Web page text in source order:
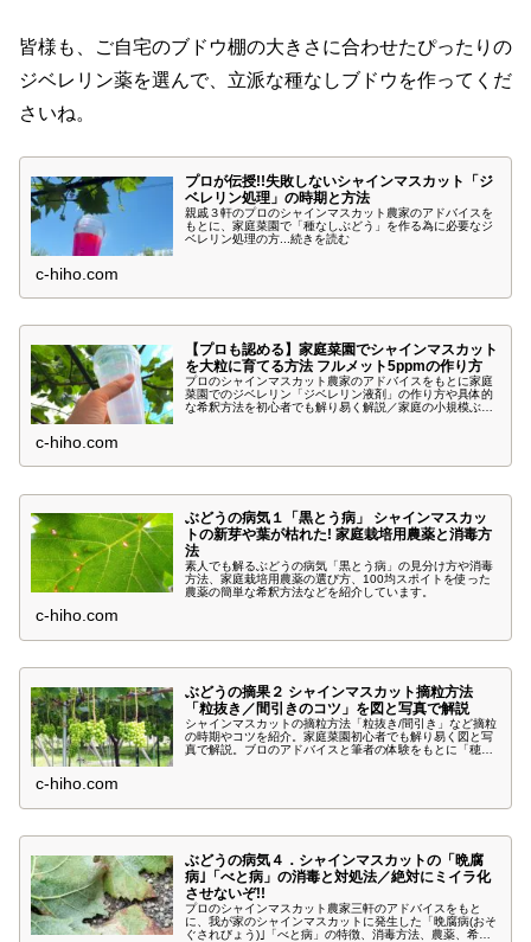
皆様も、ご自宅のブドウ棚の大きさに合わせたぴったりの
ジベレリン薬を選んで、立派な種なしブドウを作ってくだ
さいね。
プロが伝授!!失敗しないシャインマスカット「ジ
ベレリン処理」の時期と方法
親戚３軒のプロのシャインマスカット農家のアドバイスを
もとに、家庭菜園で「種なしぶどう」を作る為に必要なジ
ベレリン処理の方...続きを読む
c-hiho.com
【プロも認める】家庭菜園でシャインマスカット
を大粒に育てる方法 フルメット5ppmの作り方
プロのシャインマスカット農家のアドバイスをもとに家庭
菜園でのジベレリン「ジベレリン液剤」の作り方や具体的
な希釈方法を初心者でも解り易く解説／家庭の小規模ぶど
c-hiho.com
ぶどうの病気１「黒とう病」 シャインマスカッ
トの新芽や葉が枯れた! 家庭栽培用農薬と消毒方
法
素人でも解るぶどうの病気「黒とう病」の見分け方や消毒
方法、家庭栽培用農薬の選び方、100均スポイトを使った
農薬の簡単な希釈方法などを紹介しています。
c-hiho.com
ぶどうの摘果２ シャインマスカット摘粒方法
「粒抜き／間引きのコツ」を図と写真で解説
シャインマスカットの摘粒方法「粒抜き/間引き」など摘粒
の時期やコツを紹介。家庭菜園初心者でも解り易く図と写
真で解説。ブロのアドバイスと筆者の体験をもとに「穂軸
c-hiho.com
ぶどうの病気４．シャインマスカットの「晩腐
病｣「べと病」の消毒と対処法／絶対にミイラ化
させないぞ!!
プロのシャインマスカット農家三軒のアドバイスをもと
に、我が家のシャインマスカットに発生した「晩腐病(おそ
ぐされびょう)｣「べと病」の特徴、消毒方法、農薬、希釈